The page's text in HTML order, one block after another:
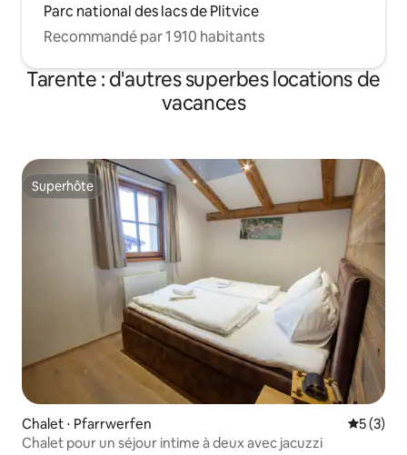
Parc national des lacs de Plitvice
Recommandé par 1 910 habitants
Tarente : d'autres superbes locations de
vacances
Superhôte
Superhôte
Chalet ⋅ Pfarrwerfen
5 (3)
Chalet pour un séjour intime à deux avec jacuzzi